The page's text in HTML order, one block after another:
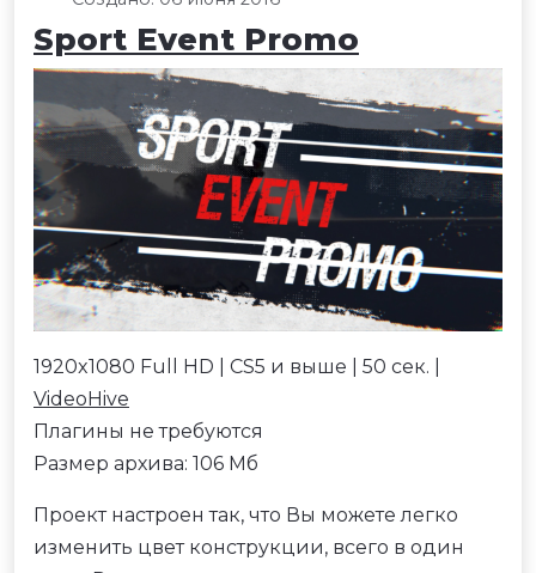
Sport Event Promo
1920x1080 Full HD | CS5 и выше | 50 сек. |
VideoHive
Плагины не требуются
Размер архива: 106 Мб
Проект настроен так, что Вы можете легко
изменить цвет конструкции, всего в один